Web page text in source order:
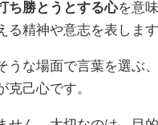
ち勝とうとする心を意
精神や意志を表します
な場面で言葉を選ぶ
己心です。